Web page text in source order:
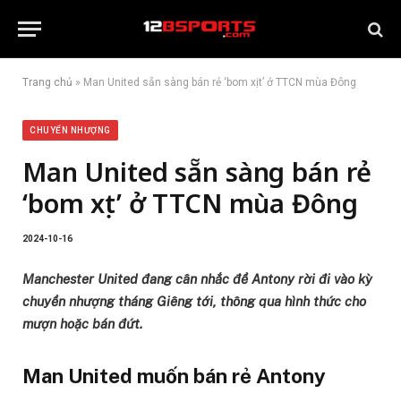
Trang chủ » Man United sẵn sàng bán rẻ ‘bom xịt’ ở TTCN mùa Đông
CHUYỂN NHƯỢNG
Man United sẵn sàng bán rẻ
‘bom xịt’ ở TTCN mùa Đông
2024-10-16
Manchester United đang cân nhắc để Antony rời đi vào kỳ
chuyển nhượng tháng Giêng tới, thông qua hình thức cho
mượn hoặc bán đứt.
Man United muốn bán rẻ Antony